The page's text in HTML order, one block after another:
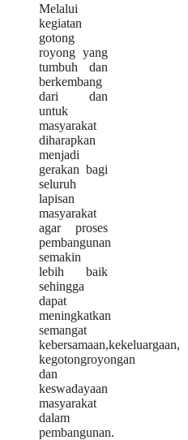
Melalui
kegiatan
gotong
royong yang
tumbuh dan
berkembang
dari dan
untuk
masyarakat
diharapkan
menjadi
gerakan bagi
seluruh
lapisan
masyarakat
agar proses
pembangunan
semakin
lebih baik
sehingga
dapat
meningkatkan
semangat
kebersamaan,kekeluargaan,
kegotongroyongan
dan
keswadayaan
masyarakat
dalam
pembangunan.